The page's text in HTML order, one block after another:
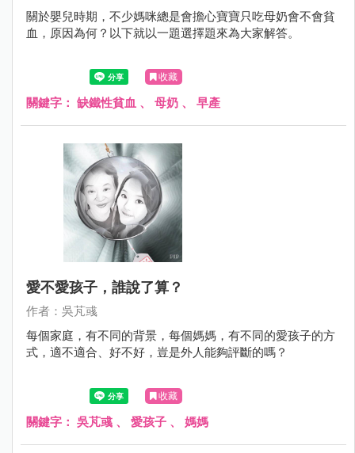
關於嬰兒時期，不少媽咪總是會擔心寶寶只吃母奶會不會貧
血，原因為何？以下就以一題選擇題來為大家解答。
收藏
關鍵字： 缺鐵性貧血 、 母奶 、 早產
愛不愛孩子，誰說了算？
作者：吳芃彧
每個家庭，有不同的背景，每個媽媽，有不同的愛孩子的方
式，適不適合、好不好，豈是外人能夠評斷的嗎？
收藏
關鍵字： 吳芃彧 、 愛孩子 、 媽媽